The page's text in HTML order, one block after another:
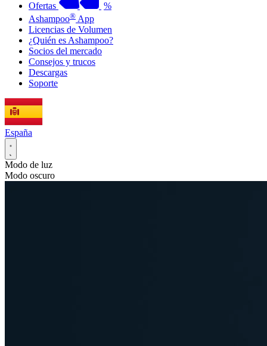
Ofertas
%
Ashampoo® App
Licencias de Volumen
¿Quién es Ashampoo?
Socios del mercado
Consejos y trucos
Descargas
Soporte
España
Modo de luz
Modo oscuro